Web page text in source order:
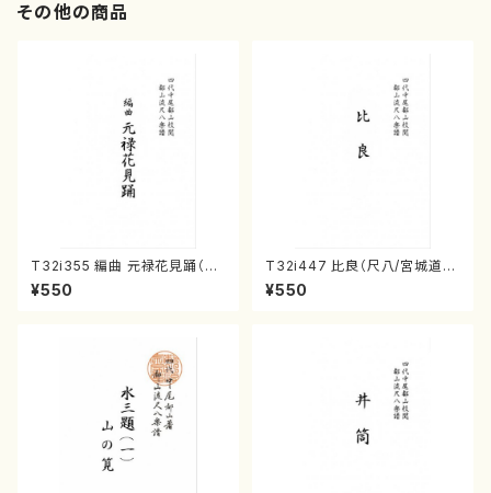
その他の商品
T32i355 編曲 元禄花見踊（尺
八/ 坂本勉/楽譜）都山流公刊楽
譜曲番:2059
¥550
T32i447 比良（尺八/宮城道
雄/楽譜）都山流公刊楽譜曲番2
154
¥550